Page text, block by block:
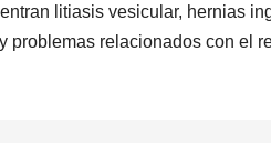
litiasis vesicular, hernias
problemas relacionados con el